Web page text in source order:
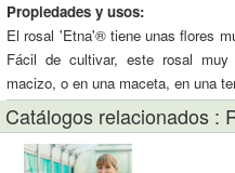
Propiedades y usos:
El rosal 'Etna'® tiene unas flores
Fácil de cultivar, este rosal
macizo, o en una maceta, en una
Catálogos relacionados :